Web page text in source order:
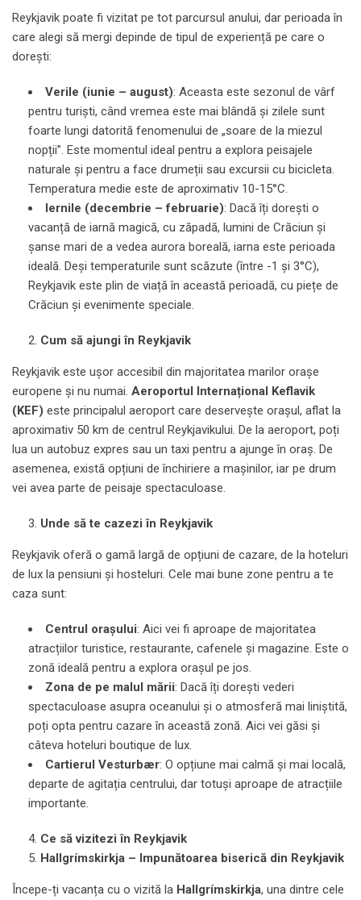
Reykjavik poate fi vizitat pe tot parcursul anului, dar perioada în
care alegi să mergi depinde de tipul de experiență pe care o
dorești:
Verile (iunie – august): Aceasta este sezonul de vârf
pentru turiști, când vremea este mai blândă și zilele sunt
foarte lungi datorită fenomenului de „soare de la miezul
nopții”. Este momentul ideal pentru a explora peisajele
naturale și pentru a face drumeții sau excursii cu bicicleta.
Temperatura medie este de aproximativ 10-15°C.
Iernile (decembrie – februarie): Dacă îți dorești o
vacanță de iarnă magică, cu zăpadă, lumini de Crăciun și
șanse mari de a vedea aurora boreală, iarna este perioada
ideală. Deși temperaturile sunt scăzute (între -1 și 3°C),
Reykjavik este plin de viață în această perioadă, cu piețe de
Crăciun și evenimente speciale.
Cum să ajungi în Reykjavik
Reykjavik este ușor accesibil din majoritatea marilor orașe
europene și nu numai. Aeroportul Internațional Keflavik
(KEF) este principalul aeroport care deservește orașul, aflat la
aproximativ 50 km de centrul Reykjavikului. De la aeroport, poți
lua un autobuz expres sau un taxi pentru a ajunge în oraș. De
asemenea, există opțiuni de închiriere a mașinilor, iar pe drum
vei avea parte de peisaje spectaculoase.
Unde să te cazezi în Reykjavik
Reykjavik oferă o gamă largă de opțiuni de cazare, de la hoteluri
de lux la pensiuni și hosteluri. Cele mai bune zone pentru a te
caza sunt:
Centrul orașului: Aici vei fi aproape de majoritatea
atracțiilor turistice, restaurante, cafenele și magazine. Este o
zonă ideală pentru a explora orașul pe jos.
Zona de pe malul mării: Dacă îți dorești vederi
spectaculoase asupra oceanului și o atmosferă mai liniștită,
poți opta pentru cazare în această zonă. Aici vei găsi și
câteva hoteluri boutique de lux.
Cartierul Vesturbær: O opțiune mai calmă și mai locală,
departe de agitația centrului, dar totuși aproape de atracțiile
importante.
Ce să vizitezi în Reykjavik
Hallgrímskirkja – Impunătoarea biserică din Reykjavik
Începe-ți vacanța cu o vizită la Hallgrímskirkja, una dintre cele